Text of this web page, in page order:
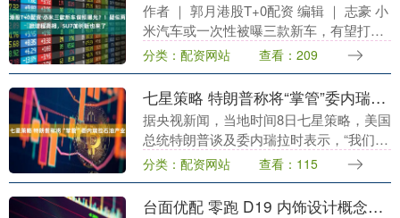
作者 ｜ 郭月港股T+0配资 编辑 ｜ 志豪 小
米汽车或一次性被曝三款新车，有望打满
25～50万市场。 车东西1月28日消息，就
在今天，一则疑似拍到小米汽车三台....
分类：配资网站 查看：209
七星策略 特朗普称将“掌管”委内瑞拉石油产业
据央视新闻，当地时间8日七星策略，美国
总统特朗普谈及委内瑞拉时表示，“我们将
掌管石油产业。明天我将与所有（美国）
大型石油高管会面......他们将介入七星策
略，....
分类：配资网站 查看：115
台面优配 零跑 D19 内饰设计概念首度公开，明年上半年上市